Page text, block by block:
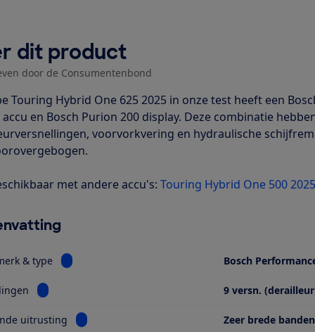
dit product
door de Consumentenbond
Touring Hybrid One 625 2025 in onze test heeft een
accu en Bosch Purion 200 display. Deze combinatie
voorvorkvering en hydraulische
met andere accu's: Touring Hybrid One 500
& type Bekijk informatie voor Motor, merk & type
Bosch
Bekijk informatie voor Versnellingen 9 versn.
uitrusting Bekijk informatie voor Opvallende uitrusting
Zeer brede